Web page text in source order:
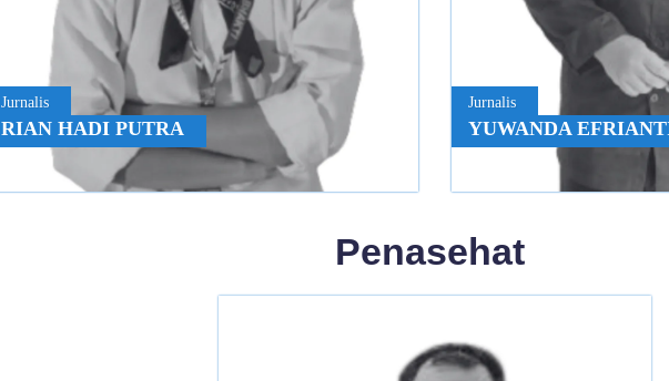
Jurnalis
RIAN HADI PUTRA
Jurnalis
YUWANDA
Penasehat